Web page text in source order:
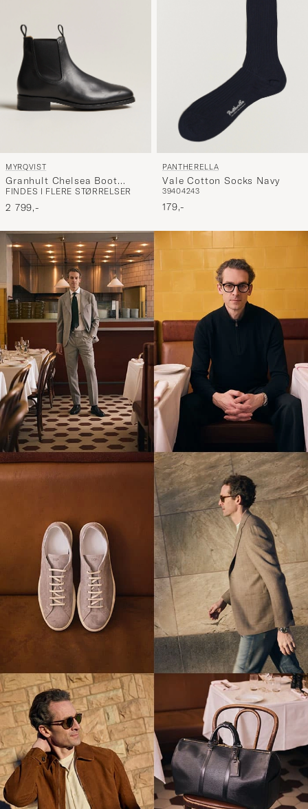
MYRQVIST
Granhult Chelsea Boot
Black Calf
FINDES I FLERE STØRRELSER
2 799,-
PANTHERELLA
Vale Cotton Socks Navy
39404243
179,-